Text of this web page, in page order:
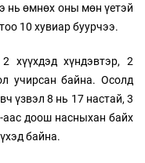
нь өмнөх оны мөн үетэй
10 хувиар буурчээ.
хүүхдэд хүндэвтэр, 2
учирсан байна. Осолд
үзвэл 8 нь 17 настай, 3
аас доош насныхан байх
байна.